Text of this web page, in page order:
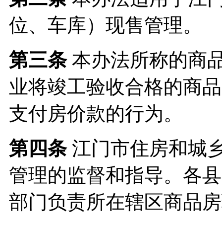
位、车库）现售管理。
第三条 本办法所称的商
业将竣工验收合格的商
支付房价款的行为。
第四条江门市住房和城
管理的监督和指导。各
部门负责所在辖区商品